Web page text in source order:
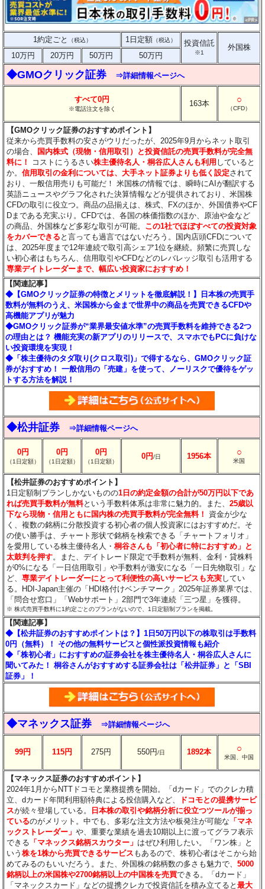
1約定ごと （税込） 1日定額 （税込） 投資信託
※1
外国株
10万円
20万円 50万円 50万円
◆GMOクリック証券 ⇒詳細情報ページへ
すべて0円
※電話注文を除く
163本 ○
（CFD）
【GMOクリック証券のおすすめポイント】
従来から売買手数料の安さがウリだったが、2025年9月からネット取引
の場合、 国内株式（現物・信用取引）と投資信託の売買手数料が完全無
料に！
コストにうるさい株主優待名人・桐谷広人さんも利用 していると
か。信用取引の金利については、大手ネット証券よりも低く設定されて
おり、一般信用売りも可能だ！ 米国株の情報では、瞬時にAIが翻訳する
英語ニュースやグラフ化された決算情報などが提供されており、米国株
CFDの取引に役立つ。商品の品揃えは、株式、FXのほか、外国債券やCF
Dまである充実ぶり。CFDでは、各国の株価指数のほか、原油や金など
の商品、外国株など多彩な取引が可能。 この1社でほぼすべての投資対象
をカバーできる と言っても過言ではないだろう。国内店頭CFDについて
は、2025年度まで12年連続で取引高シェア1位を継続。頻繁に売買しな
い初心者はもちろん、信用取引やCFDなどのレバレッジ取引も活用する
専業デイトレーダーまで、幅広い投資家におすすめ！
【関連記事】
◆【GMOクリック証券の特徴とメリットを徹底解説！】日本株の売買手
数料が無料のうえ、米国株から金まで世界中の商品を売買できるCFDや
高機能アプリが魅力
◆GMOクリック証券が“業界最安値水準”の売買手数料を維持できる2つ
の理由とは？ 機能充実の新アプリのリリースで、スマホでもPCに負けな
い投資環境を実現！
◆「株主優待のタダ取り(クロス取引)」で得するなら、GMOクリック証
券がおすすめ！ 一般信用の「売建」を使って、ノーリスクで優待をゲッ
トする方法を解説！
◆松井証券 ⇒詳細情報ページへ
0円
（1日定額）
0円
（1日定額）
0円
（1日定額）
0円/日 1956本 ○
米国
【松井証券のおすすめポイント】
1日定額制プランしかないものの1日の約定金額の合計が50万円以下であ
れば売買手数料が無料という手数料体系は非常に魅力的。また、25歳以
下なら現物・信用ともに国内株の売買手数料が完全無料！
資金が少な
く、複数の銘柄に分散投資する初心者の個人投資家にはおすすめだ。そ
の使い勝手は、チャート形状で銘柄を検索できる「チャートフォリオ」
を愛用している株主優待名人・桐谷さんも「初心者に特におすすめ」と
太鼓判を押す。また、デイトレード限定で手数料が無料、金利・貸株料
が0%になる「一日信用取引」や手数料が激安になる「一日先物取引」な
ど、専業デイトレーダーにとって利便性の高いサービスも充実してい
る。HDI-Japan主催の「HDI格付けベンチマーク」2025年証券業界では、
「問合せ窓口」「Webサポート」2部門で3年連続「三つ星」を獲得。
※ 株式売買手数料に1約定ごとのプランがないので、1日定額制プランを掲載。
【関連記事】
◆【松井証券のおすすめポイントは？】1日50万円以下の株取引は手数料
0円（無料）！ その他の無料サービスと個性派投資情報も紹介
◆「株初心者」におすすめの証券会社を株主優待名人・桐谷広人さんに
聞いてみた！ 桐谷さんがおすすめする証券会社は「松井証券」と「SBI
証券」！
◆マネックス証券 ⇒詳細情報ページへ
99円 115円 275円 550円/日 1892本 ○
米国、中国
【マネックス証券のおすすめポイント】
2024年1月からNTTドコモと業務提携を開始。「dカード」でのクレカ積
立、dカード年間利用額特典による投信購入など、
ドコモとの提携サービ
スが続々登場している。
日本株の取引や銘柄分析に役立つツールが揃っ
ているのがメリット。中でも、多彩な注文方法や板発注が可能な 「マネ
ックストレーダー」や、重要な業績を過去10期以上に渡ってグラフ表示
できる 「マネックス銘柄スカウター」 はぜひ利用したい。「ワン株」と
いう株を1株から売買できるサービス もあるので、株初心者はそこから始
めてみるのもいいだろう。また、外国株の銘柄数の多さも魅力で、5000
銘柄以上の米国株や2700銘柄以上の中国株を売買できる。「dカード」
「マネックスカード」などの提携クレカで投資信託を積み立てると最大